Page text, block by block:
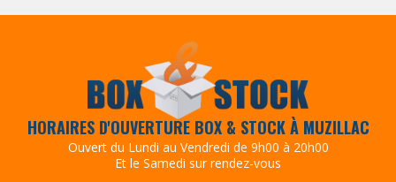
HORAIRES D'OUVERTURE BOX & STOCK À MUZILLAC
Ouvert du Lundi au Vendredi de 9h00 à 20h00
Et le Samedi sur rendez-vous